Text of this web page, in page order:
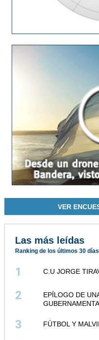
VER
Las más leídas
Ranking de los últimos 30 días
1 C.U JORGE
2
EPÍLOGO DE
3 FÚTBOL Y